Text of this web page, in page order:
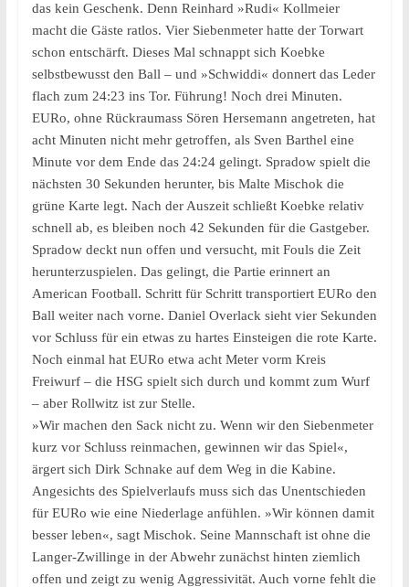
das kein Geschenk. Denn Reinhard »Rudi« Kollmeier
macht die Gäste ratlos. Vier Siebenmeter hatte der Torwart
schon entschärft. Dieses Mal schnappt sich Koebke
selbstbewusst den Ball – und »Schwiddi« donnert das Leder
flach zum 24:23 ins Tor. Führung! Noch drei Minuten.
EURo, ohne Rückraumass Sören Hersemann angetreten, hat
acht Minuten nicht mehr getroffen, als Sven Barthel eine
Minute vor dem Ende das 24:24 gelingt. Spradow spielt die
nächsten 30 Sekunden herunter, bis Malte Mischok die
grüne Karte legt. Nach der Auszeit schließt Koebke relativ
schnell ab, es bleiben noch 42 Sekunden für die Gastgeber.
Spradow deckt nun offen und versucht, mit Fouls die Zeit
herunterzuspielen. Das gelingt, die Partie erinnert an
American Football. Schritt für Schritt transportiert EURo den
Ball weiter nach vorne. Daniel Overlack sieht vier Sekunden
vor Schluss für ein etwas zu hartes Einsteigen die rote Karte.
Noch einmal hat EURo etwa acht Meter vorm Kreis
Freiwurf – die HSG spielt sich durch und kommt zum Wurf
– aber Rollwitz ist zur Stelle.
»Wir machen den Sack nicht zu. Wenn wir den Siebenmeter
kurz vor Schluss reinmachen, gewinnen wir das Spiel«,
ärgert sich Dirk Schnake auf dem Weg in die Kabine.
Angesichts des Spielverlaufs muss sich das Unentschieden
für EURo wie eine Niederlage anfühlen. »Wir können damit
besser leben«, sagt Mischok. Seine Mannschaft ist ohne die
Langer-Zwillinge in der Abwehr zunächst hinten ziemlich
offen und zeigt zu wenig Aggressivität. Auch vorne fehlt die